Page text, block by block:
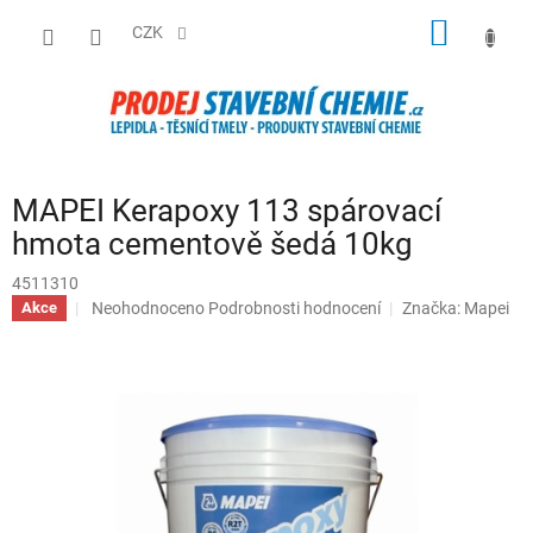
CZK
MAPEI Kerapoxy 113 spárovací
hmota cementově šedá 10kg
4511310
Akce
Průměrné
hvězdiček.
Neohodnoceno Podrobnosti hodnocení Značka: Mapei